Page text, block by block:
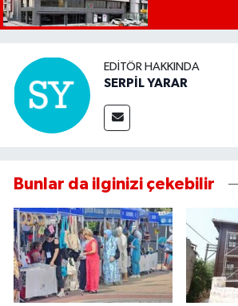
EDITÖR HAKKINDA
SERPİL YARAR
Bunlar da ilginizi çekebilir